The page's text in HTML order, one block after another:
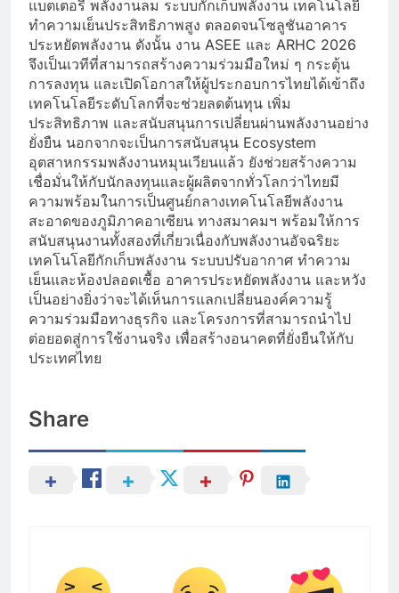
แบตเตอรี่ พลังงานลม ระบบกักเก็บพลังงาน เทคโนโลยี
ทำความเย็นประสิทธิภาพสูง ตลอดจนโซลูชันอาคาร
ประหยัดพลังงาน ดังนั้น งาน ASEE และ ARHC 2026
จึงเป็นเวทีที่สามารถสร้างความร่วมมือใหม่ ๆ กระตุ้น
การลงทุน และเปิดโอกาสให้ผู้ประกอบการไทยได้เข้าถึง
เทคโนโลยีระดับโลกที่จะช่วยลดต้นทุน เพิ่ม
ประสิทธิภาพ และสนับสนุนการเปลี่ยนผ่านพลังงานอย่าง
ยั่งยืน นอกจากจะเป็นการสนับสนุน Ecosystem
อุตสาหกรรมพลังงานหมุนเวียนแล้ว ยังช่วยสร้างความ
เชื่อมั่นให้กับนักลงทุนและผู้ผลิตจากทั่วโลกว่าไทยมี
ความพร้อมในการเป็นศูนย์กลางเทคโนโลยีพลังงาน
สะอาดของภูมิภาคอาเซียน ทางสมาคมฯ พร้อมให้การ
สนับสนุนงานทั้งสองที่เกี่ยวเนื่องกับพลังงานอัจฉริยะ
เทคโนโลยีกักเก็บพลังงาน ระบบปรับอากาศ ทำความ
เย็นและห้องปลอดเชื้อ อาคารประหยัดพลังงาน และหวัง
เป็นอย่างยิ่งว่าจะได้เห็นการแลกเปลี่ยนองค์ความรู้
ความร่วมมือทางธุรกิจ และโครงการที่สามารถนำไป
ต่อยอดสู่การใช้งานจริง เพื่อสร้างอนาคตที่ยั่งยืนให้กับ
ประเทศไทย
Share